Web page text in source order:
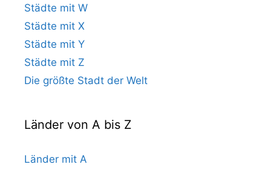
Städte mit W
Städte mit X
Städte mit Y
Städte mit Z
Die größte Stadt der Welt
Länder von A bis Z
Länder mit A